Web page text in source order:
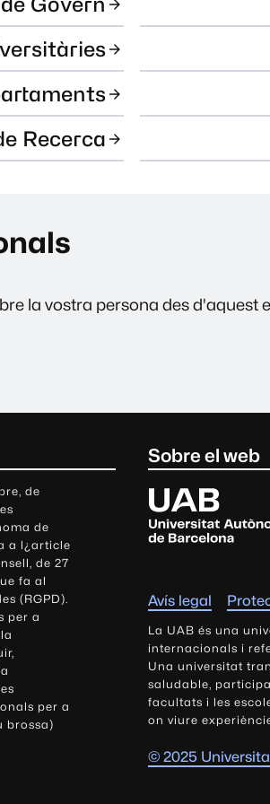
Recerca
la vostra persona des d'aquest
de
de
a l¿article
de 27
fa al
(RGPD).
per a
per a
brossa)
Sobre el web
U
n
i
s
i
t
a
t
A
u
t
ò
Avís legal
La UAB és una
internacionals i
Una universitat
saludable,
facultats i les
on viure
© 2025